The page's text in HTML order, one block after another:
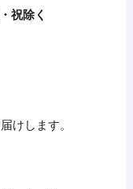
祝除く
けします。